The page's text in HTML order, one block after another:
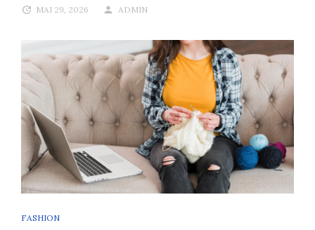
MAI 29, 2026 ADMIN
FASHION